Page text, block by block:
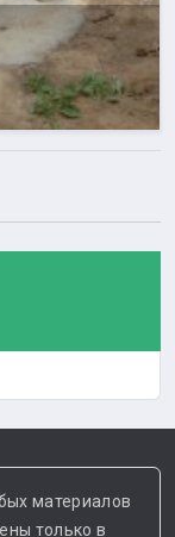
материалов
только в